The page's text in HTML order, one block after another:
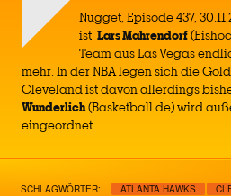
Nugget, Episode 437,
ist Lars Mahrendorf
Team aus Las Vegas
mehr. In der NBA legen sich die
Cleveland ist davon allerdings
Wunderlich(Basketball.de) wird
eingeordnet.
SCHLAGWÖRTER: ATLANTA HAWKS